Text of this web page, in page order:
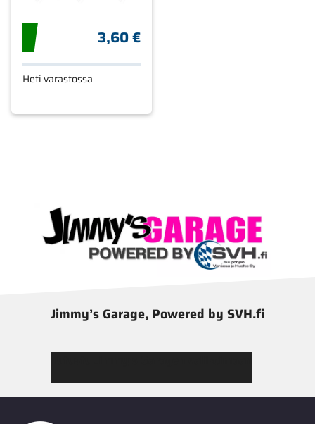
3,60 €
Heti varastossa
Jimmy’s Garage, Powered by SVH.fi